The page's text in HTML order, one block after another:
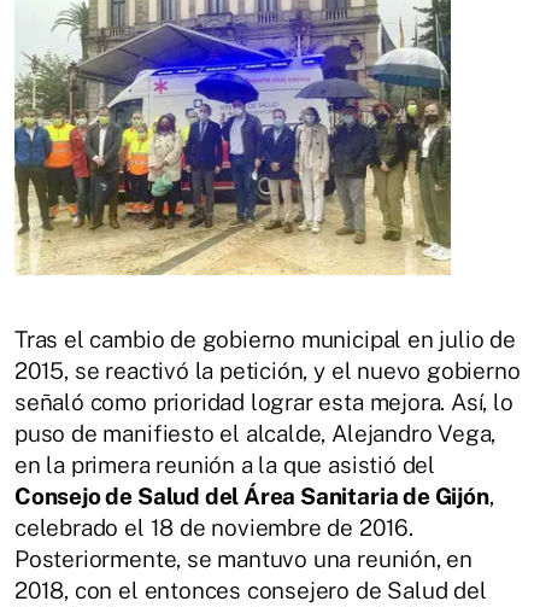
Tras el cambio de gobierno municipal en julio de
2015, se reactivó la petición, y el nuevo gobierno
señaló como prioridad lograr esta mejora. Así, lo
puso de manifiesto el alcalde, Alejandro Vega,
en la primera reunión a la que asistió del
Consejo de Salud del Área Sanitaria de Gijón,
celebrado el 18 de noviembre de 2016.
Posteriormente, se mantuvo una reunión, en
2018, con el entonces consejero de Salud del